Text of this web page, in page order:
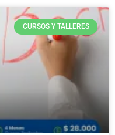
CURSOS Y TALLERES